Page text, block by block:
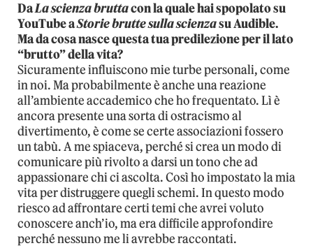
DaLa scienza bruttacon la quale hai spopolato su
YouTube aStorie brutte sulla scienzasu Audible.
Ma da cosa nasce questa tua predilezione per il lato
“brutto” della vita?
Sicuramente influiscono mie turbe personali, come
in noi. Ma probabilmente è anche una reazione
all’ambiente accademico che ho frequentato. Lì è
ancora presente una sorta di ostracismo al
divertimento, è come se certe associazioni fossero
un tabù. A me spiaceva, perché si crea un modo di
comunicare più rivolto a darsi un tono che ad
appassionare chi ci ascolta. Così ho impostato la mia
vita per distruggere quegli schemi. In questo modo
riesco ad affrontare certi temi che avrei voluto
conoscere anch’io, ma era difficile approfondire
perché nessuno me li avrebbe raccontati.